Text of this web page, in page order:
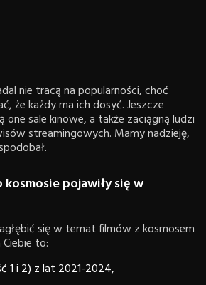
nie tracą na popularności, choć
że każdy ma ich dosyć. Jeszcze
one sale kinowe, a także zaciągną ludzi
streamingowych. Mamy nadzieję,
pojawiły się w
się w temat filmów z kosmosem
to:
1 i 2) z lat 2021-2024,